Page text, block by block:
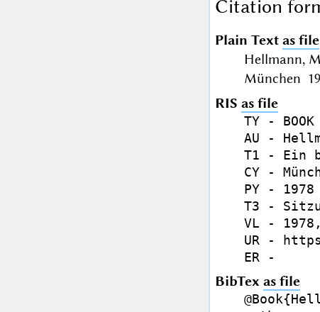
Citation
Plain Text as file
Hellmann,
München
RIS as file
TY - BOOK
AU -
T1 - Ein
CY -
PY - 1978
T3 -
VL -
UR -
BibTex as file